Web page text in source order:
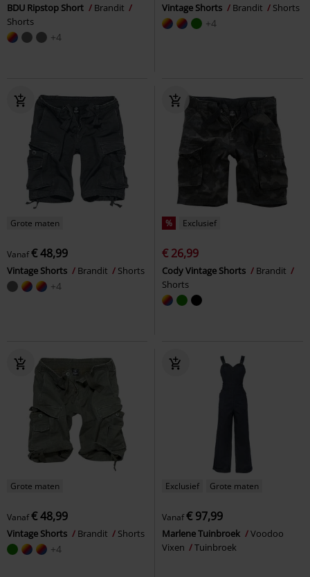
BDU Ripstop Short
Brandit
Shorts
+4
Vintage Shorts Brandit Shorts
+4
Grote maten
Vanaf€ 48,99
Vintage Shorts Brandit Shorts
+4
% Exclusief
€ 26,99
Cody Vintage Shorts
Brandit
Shorts
Grote maten
Vanaf€ 48,99
Vintage Shorts Brandit Shorts
+4
Exclusief Grote maten
Vanaf€ 97,99
Marlene Tuinbroek
Voodoo
Vixen
Tuinbroek